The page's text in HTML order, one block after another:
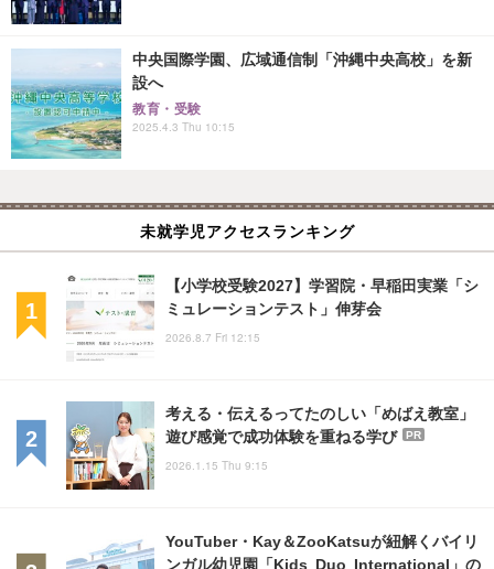
中央国際学園、広域通信制「沖縄中央高校」を新
設へ
教育・受験
2025.4.3 Thu 10:15
未就学児アクセスランキング
【小学校受験2027】学習院・早稲田実業「シ
ミュレーションテスト」伸芽会
2026.8.7 Fri 12:15
考える・伝えるってたのしい「めばえ教室」
遊び感覚で成功体験を重ねる学び
PR
2026.1.15 Thu 9:15
YouTuber・Kay＆ZooKatsuが紐解くバイリ
ンガル幼児園「Kids Duo International」の